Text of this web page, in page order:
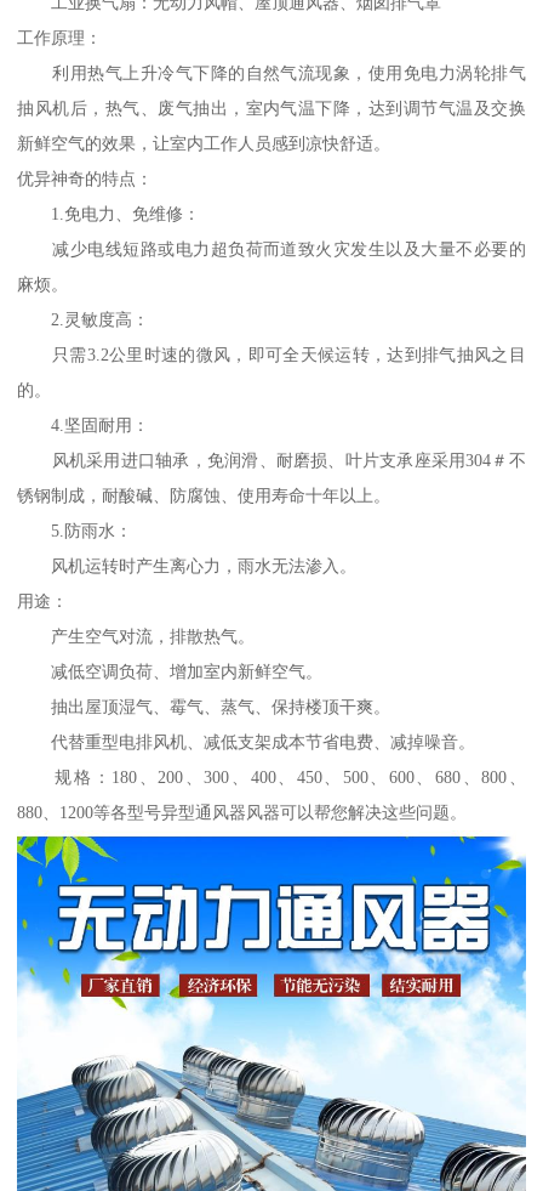
工作原理：
利用热气上升冷气下降的自然气流现象，使用免电力涡轮排气
抽风机后，热气、废气抽出，室内气温下降，达到调节气温及交换
新鲜空气的效果，让室内工作人员感到凉快舒适。
优异神奇的特点：
1.免电力、免维修：
减少电线短路或电力超负荷而道致火灾发生以及大量不必要的
麻烦。
2.灵敏度高：
只需3.2公里时速的微风，即可全天候运转，达到排气抽风之目
的。
4.坚固耐用：
风机采用进口轴承，免润滑、耐磨损、叶片支承座采用304＃不
锈钢制成，耐酸碱、防腐蚀、使用寿命十年以上。
5.防雨水：
风机运转时产生离心力，雨水无法渗入。
用途：
产生空气对流，排散热气。
减低空调负荷、增加室内新鲜空气。
抽出屋顶湿气、霉气、蒸气、保持楼顶干爽。
代替重型电排风机、减低支架成本节省电费、减掉噪音。
规格：180、200、300、400、450、500、600、680、800、
880、1200等各型号异型通风器风器可以帮您解决这些问题。